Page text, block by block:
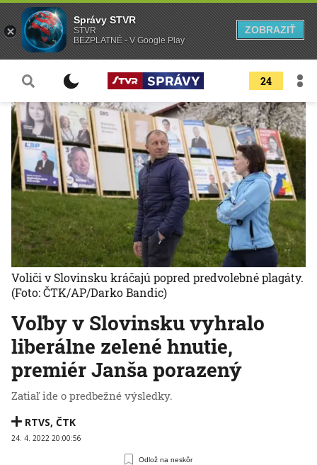
24
Voľby v Slovinsku vyhralo
liberálne zelené hnutie,
premiér Janša porazený
Zatiaľ ide o predbežné výsledky.
RTVS, ČTK
24. 4. 2022 20:00:56
Odlož na neskôr
Voliči v Slovinsku kráčajú popred predvolebné plagáty.
(Foto: ČTK/AP/Darko Bandic)
Správy STVR
STVR
BEZPLATNÉ - V Google Play
ZOBRAZIŤ